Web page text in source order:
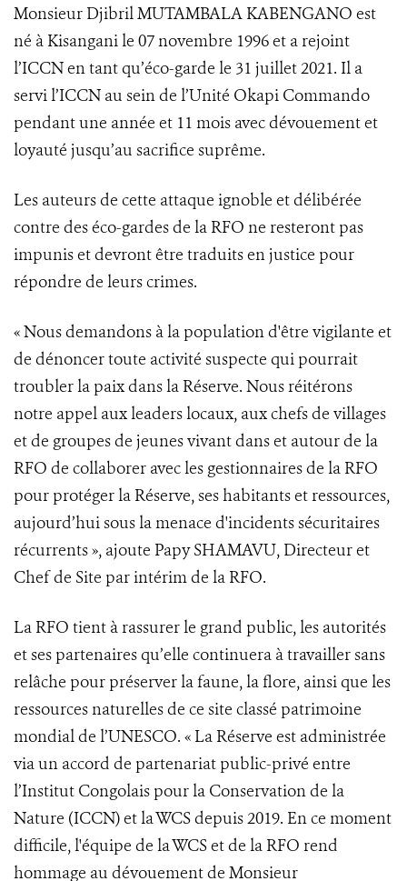
Monsieur Djibril MUTAMBALA KABENGANO est
né à Kisangani le 07 novembre 1996 et a rejoint
l’ICCN en tant qu’éco-garde le 31 juillet 2021. Il a
servi l’ICCN au sein de l’Unité Okapi Commando
pendant une année et 11 mois avec dévouement et
loyauté jusqu’au sacrifice suprême.
Les auteurs de cette attaque ignoble et délibérée
contre des éco-gardes de la RFO ne resteront pas
impunis et devront être traduits en justice pour
répondre de leurs crimes.
« Nous demandons à la population d'être vigilante et
de dénoncer toute activité suspecte qui pourrait
troubler la paix dans la Réserve. Nous réitérons
notre appel aux leaders locaux, aux chefs de villages
et de groupes de jeunes vivant dans et autour de la
RFO de collaborer avec les gestionnaires de la RFO
pour protéger la Réserve, ses habitants et ressources,
aujourd’hui sous la menace d'incidents sécuritaires
récurrents », ajoute Papy SHAMAVU, Directeur et
Chef de Site par intérim de la RFO.
La RFO tient à rassurer le grand public, les autorités
et ses partenaires qu’elle continuera à travailler sans
relâche pour préserver la faune, la flore, ainsi que les
ressources naturelles de ce site classé patrimoine
mondial de l’UNESCO. « La Réserve est administrée
via un accord de partenariat public-privé entre
l’Institut Congolais pour la Conservation de la
Nature (ICCN) et la WCS depuis 2019. En ce moment
difficile, l'équipe de la WCS et de la RFO rend
hommage au dévouement de Monsieur